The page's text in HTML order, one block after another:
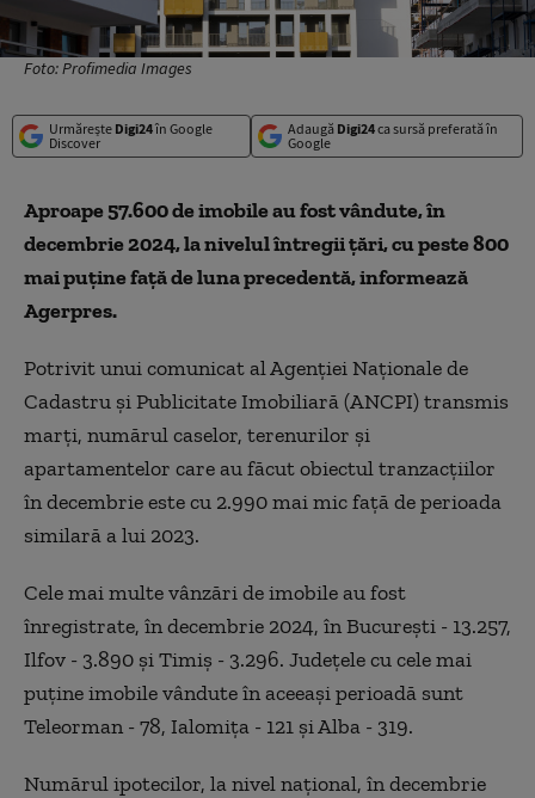
Foto: Profimedia Images
Urmărește Digi24în Google
Discover
Adaugă Digi24ca sursă preferată în
Google
Aproape 57.600 de imobile au fost vândute, în
decembrie 2024, la nivelul întregii ţări, cu peste 800
mai puţine faţă de luna precedentă, informează
Agerpres.
Potrivit unui comunicat al Agenţiei Naţionale de
Cadastru şi Publicitate Imobiliară (ANCPI) transmis
marţi, numărul caselor, terenurilor şi
apartamentelor care au făcut obiectul tranzacţiilor
în decembrie este cu 2.990 mai mic faţă de perioada
similară a lui 2023.
Cele mai multe vânzări de imobile au fost
înregistrate, în decembrie 2024, în Bucureşti - 13.257,
Ilfov - 3.890 şi Timiş - 3.296. Judeţele cu cele mai
puţine imobile vândute în aceeaşi perioadă sunt
Teleorman - 78, Ialomiţa - 121 şi Alba - 319.
Numărul ipotecilor, la nivel naţional, în decembrie